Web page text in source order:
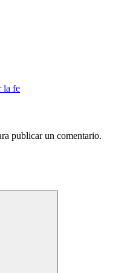
la fe
publicar un comentario.